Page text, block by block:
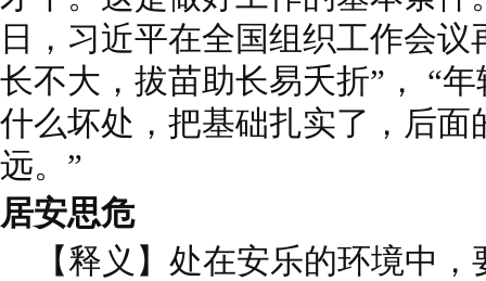
日，习近平在全国组织工作会
长不大，拔苗助长易夭折”， “年
什么坏处，把基础扎实了，后面
远。”
居安思危
【释义】处在安乐的环境中，